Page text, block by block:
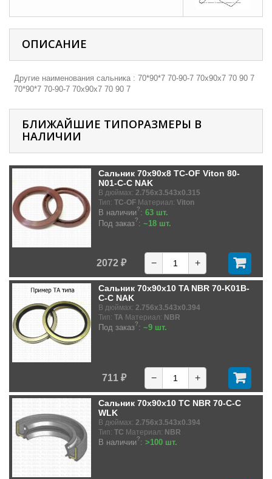
ОПИСАНИЕ
Другие наименования сальника : 70*90*7 70-90-7 70х90х7 70 90 7
70*90*7 70-90-7 70х90х7 70 90 7
БЛИЖАЙШИЕ ТИПОРАЗМЕРЫ В
НАЛИЧИИ
Сальник 70x90x8 TC-OF Viton 80-
N01-C-C NAK
В дюймах: 2.756x3.543x0.315
Тип: TC-OF Материал: Viton
В наличии?: 63 шт.
Под заказ?: ~18 шт.
2072 ₽ − +
Сальник 70x90x10 TA NBR 70-K01B-
C-C NAK
В дюймах: 2.756x3.543x0.394
Тип: TA Материал: NBR
Под заказ?: ~9 шт.
711 ₽ − +
Сальник 70x90x10 TC NBR 70-C-C
WLK
В дюймах: 2.756x3.543x0.394
Тип: TC Материал: NBR
В наличии?: >100 шт.